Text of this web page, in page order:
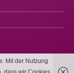
Mit der Nutzung